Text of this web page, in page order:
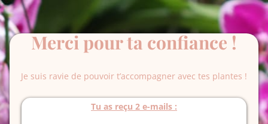
Merci pour ta confiance !
Je suis ravie de pouvoir t’accompagner avec tes plantes !
Tu as reçu 2 e-mails :